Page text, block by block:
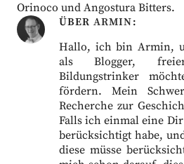
Orinoco und Angostura Bitters.
ÜBER ARMIN
Hallo, ich bin Armin,
als Blogger,
Bildungstrinker
fördern. Mein
Recherche zur
Falls ich einmal eine
berücksichtigt habe,
diese müsse